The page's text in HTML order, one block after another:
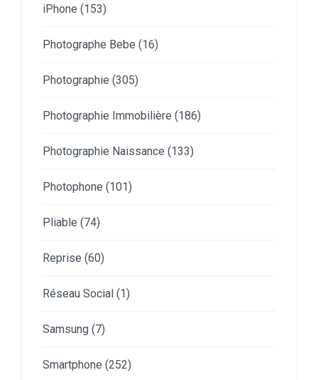
iPhone (153)
Photographe Bebe (16)
Photographie (305)
Photographie Immobilière (186)
Photographie Naissance (133)
Photophone (101)
Pliable (74)
Reprise (60)
Réseau Social (1)
Samsung (7)
Smartphone (252)